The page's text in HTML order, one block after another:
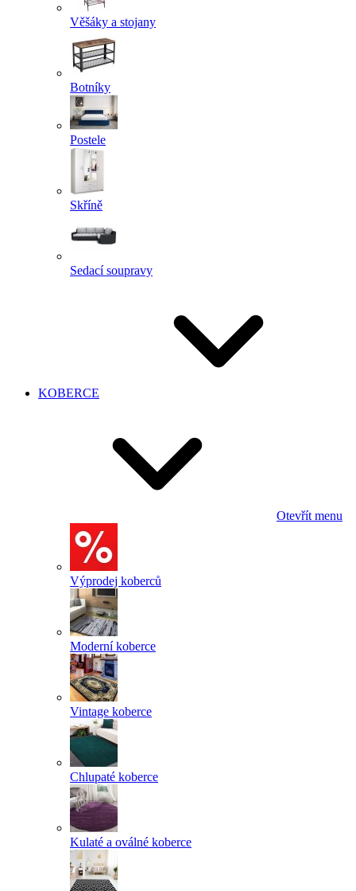
Věšáky a stojany
Botníky
Postele
Skříně
Sedací soupravy
KOBERCE
Otevřít menu
Výprodej koberců
Moderní koberce
Vintage koberce
Chlupaté koberce
Kulaté a oválné koberce